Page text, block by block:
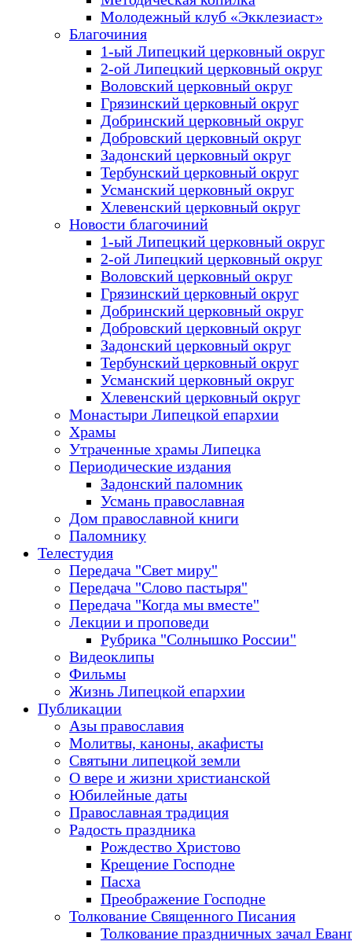
Молодежный клуб «Экклезиаст»
Благочиния
1-ый Липецкий церковный округ
2-ой Липецкий церковный округ
Воловский церковный округ
Грязинский церковный округ
Добринский церковный округ
Добровский церковный округ
Задонский церковный округ
Тербунский церковный округ
Усманский церковный округ
Хлевенский церковный округ
Новости благочиний
1-ый Липецкий церковный округ
2-ой Липецкий церковный округ
Воловский церковный округ
Грязинский церковный округ
Добринский церковный округ
Добровский церковный округ
Задонский церковный округ
Тербунский церковный округ
Усманский церковный округ
Хлевенский церковный округ
Монастыри Липецкой епархии
Храмы
Утраченные храмы Липецка
Периодические издания
Задонский паломник
Усмань православная
Дом православной книги
Паломнику
Телестудия
Передача "Свет миру"
Передача "Слово пастыря"
Передача "Когда мы вместе"
Лекции и проповеди
Рубрика "Солнышко России"
Видеоклипы
Фильмы
Жизнь Липецкой епархии
Публикации
Азы православия
Молитвы, каноны, акафисты
Святыни липецкой земли
О вере и жизни христианской
Юбилейные даты
Православная традиция
Радость праздника
Рождество Христово
Крещение Господне
Пасха
Преображение Господне
Толкование Священного Писания
Толкование праздничных зачал